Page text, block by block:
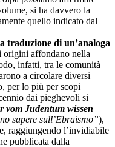
si ha davvero la
quello indicato dal
traduzione di un’analoga
origini affondano nella
infatti, tra le comunità
a circolare diversi
per lo più per scopi
dai pieghevoli si
vom Judentum wissen
sapere sull’Ebraismo”),
raggiungendo l’invidiabile
pubblicata dalla